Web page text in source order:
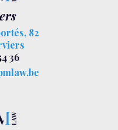
82
36